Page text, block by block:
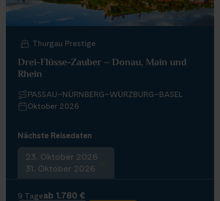
Thurgau Prestige
Drei-Flüsse-Zauber – Donau, Main und
Rhein
PASSAU–NÜRNBERG–WÜRZBURG–BASEL
Oktober 2026
Nächste Reisedaten
23. Oktober 2026
31. Oktober 2026
9 Tageab 1.780 €